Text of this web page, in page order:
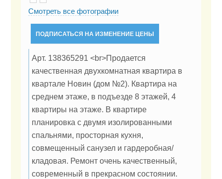
Смотреть все фотографии
ПОДПИСАТЬСЯ НА ИЗМЕНЕНИЕ ЦЕНЫ
Арт. 138365291 <br>Продается
качественная двухкомнатная квартира в
квартале Новин (дом №2). Квартира на
среднем этаже, в подъезде 8 этажей, 4
квартиры на этаже. В квартире
планировка с двумя изолированными
спальнями, просторная кухня,
совмещенный санузел и гардеробная/
кладовая. Ремонт очень качественный,
современный в прекрасном состоянии.